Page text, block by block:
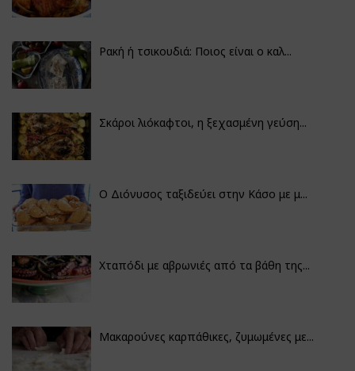
Ρακή ή τσικουδιά: Ποιος είναι ο καλ...
Σκάροι λιόκαφτοι, η ξεχασμένη γεύση...
Ο Διόνυσος ταξιδεύει στην Κάσο με μ...
Χταπόδι με αβρωνιές από τα βάθη της...
Μακαρούνες καρπάθικες, ζυμωμένες με...